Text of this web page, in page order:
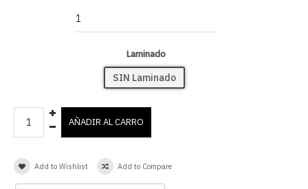
Laminado
SIN Laminado
Add to Wishlist Add to Compare